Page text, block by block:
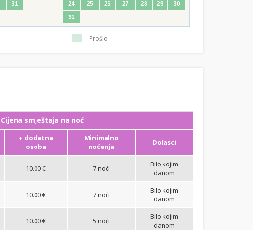
31
24
25 26 27 28 29
30
31
Prošlo
Cijena smještaja na noć
+ dodatna
osoba
Minimalno
noćenja
Dolasci
10.00 € 7 noći
Bilo kojim
danom
10.00 € 7 noći
Bilo kojim
danom
10.00 € 5 noći
Bilo kojim
danom